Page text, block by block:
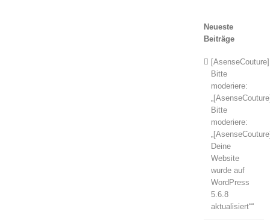
Neueste
Beiträge
[AsenseCouture]
Bitte
moderiere:
Bitte
moderiere:
Deine
Website
wurde auf
WordPress
5.6.8
aktualisiert““